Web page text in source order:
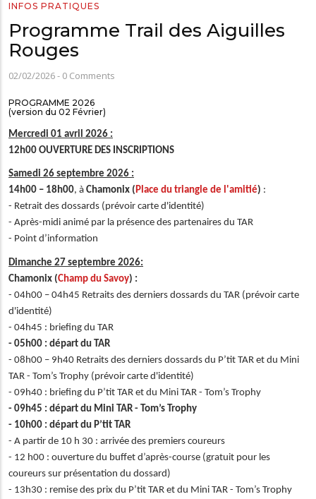
INFOS PRATIQUES
Programme Trail des Aiguilles
Rouges
02/02/2026- 0 Comments
PROGRAMME 2026
(version du 02 Février)
Mercredi 01 avril 2026 :
12h00 OUVERTURE DES INSCRIPTIONS
Samedi 26 septembre 2026 :
14h00 – 18h00, à Chamonix ( Place du triangle de l'amitié) :
- Retrait des dossards (prévoir carte d'identité)
- Après-midi animé par la présence des partenaires du TAR
- Point d’information
Dimanche 27 septembre 2026:
Chamonix (Champ du Savoy) :
- 04h00 – 04h45 Retraits des derniers dossards du TAR (prévoir carte
d'identité)
- 04h45 : briefing du TAR
- 05h00 : départ du TAR
- 08h00 – 9h40 Retraits des derniers dossards du P’tit TAR et du Mini
TAR - Tom’s Trophy (prévoir carte d'identité)
- 09h40 : briefing du P’tit TAR et du Mini TAR - Tom’s Trophy
- 09h45 : départ du Mini TAR - Tom’s Trophy
- 10h00 : départ du P’tit TAR
- A partir de 10 h 30 : arrivée des premiers coureurs
- 12 h00 : ouverture du buffet d’après-course (gratuit pour les
coureurs sur présentation du dossard)
- 13h30 : remise des prix du P’tit TAR et du Mini TAR - Tom’s Trophy